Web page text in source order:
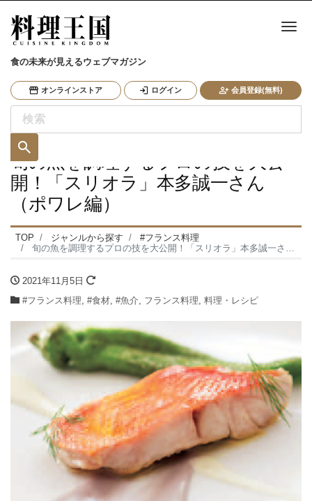
食の未来が見えるウェブマガジン
オンラインストア ログイン 会員登録(無料)
ナ
旬の魚を調理するプロの技を大公
開！「スリオラ」本多誠一さん
（ポワレ編）
TOP ジャンルから探す
#フランス料理
旬の魚を調理するプロの技を大公開！「スリオラ」本多誠一さん（ポワレ編）
2021年11月5日
#フランス料理, #食材, #魚介, フランス料理, 料理・レシピ